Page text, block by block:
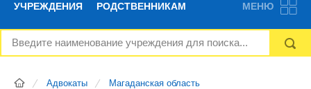
УЧРЕЖДЕНИЯ РОДСТВЕННИКАМ
НОВОСТИ БЛОГ АДВОКАТЫ
МЕНЮ
Адвокаты Магаданская область